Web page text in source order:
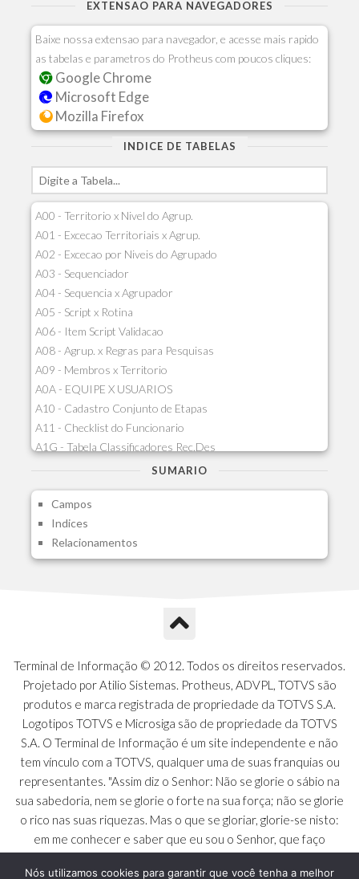
EXTENSAO PARA NAVEGADORES
Baixe nossa extensao para navegador, e acesse mais rapido
as tabelas e parametros do Protheus com poucos cliques:
Google Chrome
Microsoft Edge
Mozilla Firefox
INDICE DE TABELAS
A00 - Territorio x Nivel do Agrup.
A01 - Excecao Territoriais x Agrup.
A02 - Excecao por Niveis do Agrupado
A03 - Sequenciador
A04 - Sequencia x Agrupador
A05 - Script x Rotina
A06 - Item Script Validacao
A08 - Agrup. x Regras para Pesquisas
A09 - Membros x Territorio
A0A - EQUIPE X USUARIOS
A10 - Cadastro Conjunto de Etapas
A11 - Checklist do Funcionario
A1G - Tabela Classificadores Rec.Des
A1H - Itens Tabela Classif.Rec.Desp.
A1J - Itens Aglutinadores Visao
A1N - Tipos de Card
A1O - Cards Dashboard
A1P - Tipos de Charts
A1S - Notificacoes do Vendedor
A1U - Intermediadores
A1V - Schemas - Gestao de Vendas
A1W - Campos do Schema
A1X - CFDI Complemento Carta Porte
A1Y - Carta Porte - Localizacoes
A1Z - Carta Porte - Operadores
A20 - Nota Explicativa - PCO
A21 - FONTES FINANC.PPA
A22 - Itens Fontes Financ.PPA
A23 - Inflacao para metas anuais
A24 - PIB Estadual para metas anuais
A25 - Receitas e Despesas Metais Anu
SUMARIO
Campos
Indices
Relacionamentos
Terminal de Informação © 2012. Todos os direitos reservados.
Projetado por Atilio Sistemas. Protheus, ADVPL, TOTVS são
produtos e marca registrada de propriedade da TOTVS S.A.
Logotipos TOTVS e Microsiga são de propriedade da TOTVS
S.A. O Terminal de Informação é um site independente e não
tem vínculo com a TOTVS, qualquer uma de suas franquias ou
representantes. "Assim diz o Senhor: Não se glorie o sábio na
sua sabedoria, nem se glorie o forte na sua força; não se glorie
o rico nas suas riquezas. Mas o que se gloriar, glorie-se nisto:
em me conhecer e saber que eu sou o Senhor, que faço
Nós utilizamos cookies para garantir que você tenha a melhor